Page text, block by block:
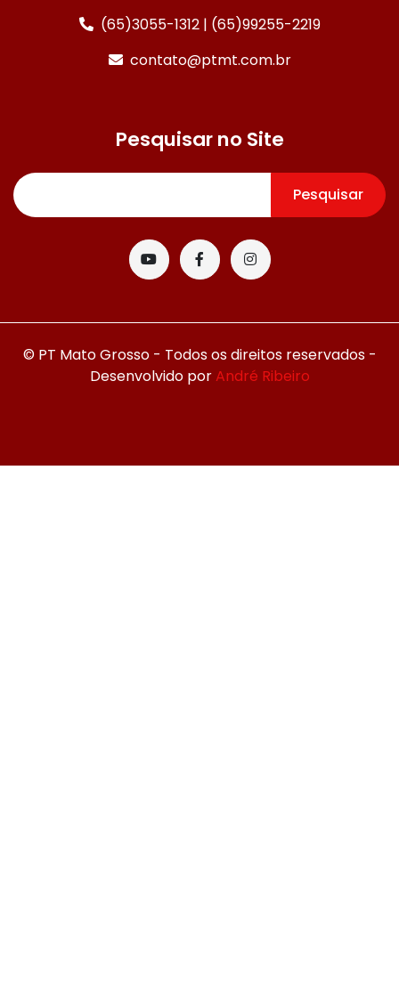
(65)3055-1312 | (65)99255-2219
contato@ptmt.com.br
Pesquisar no Site
Pesquisar
© PT Mato Grosso - Todos os direitos reservados -
Desenvolvido porAndré Ribeiro